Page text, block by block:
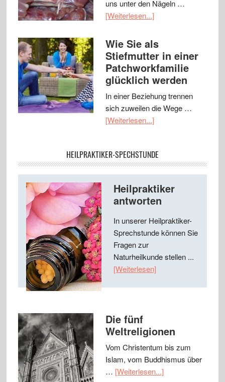
uns unter den Nägeln …
[Weiterlesen...]
Wie Sie als
Stiefmutter in einer
Patchworkfamilie
glücklich werden
In einer Beziehung trennen
sich zuweilen die Wege …
[Weiterlesen...]
HEILPRAKTIKER-SPECHSTUNDE
Heilpraktiker
antworten
In unserer Heilpraktiker-
Sprechstunde können Sie
Fragen zur
Naturheilkunde stellen ...
[Weiterlesen]
Die fünf
Weltreligionen
Vom Christentum bis zum
Islam, vom Buddhismus über
… [Weiterlesen...]